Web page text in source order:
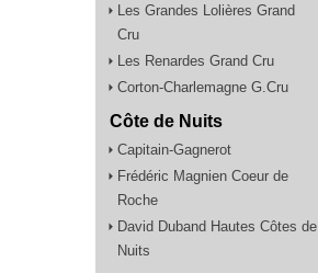
Les Grandes Lolières Grand
Cru
Les Renardes Grand Cru
Corton-Charlemagne G.Cru
Côte de Nuits
Capitain-Gagnerot
Frédéric Magnien Coeur de
Roche
David Duband Hautes Côtes de
Nuits